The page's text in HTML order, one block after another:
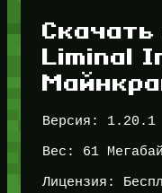
Liminal
Версия: 1.20.1
Вес: 61
Лицензия: